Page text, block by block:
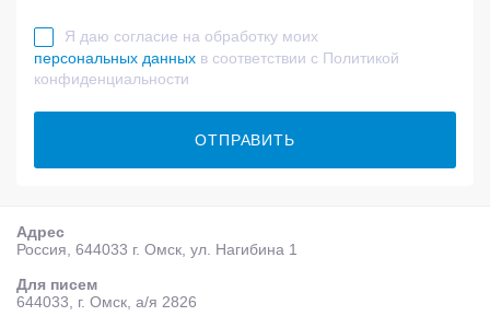
Я даю согласие на обработку моих
персональных данных в соответствии с Политикой
конфиденциальности
ОТПРАВИТЬ
Адрес
Россия, 644033 г. Омск, ул. Нагибина 1
Для писем
644033, г. Омск, а/я 2826